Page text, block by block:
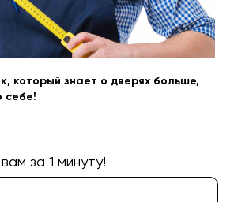
который знает о дверях больше,
себе!
за 1 минуту!
ИП Хвостов Алексей
ОГРНИП
031 41 21
30